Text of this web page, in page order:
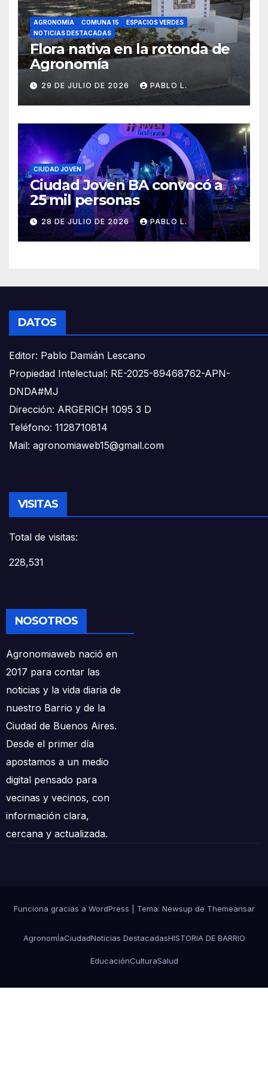
AGRONOMÍA COMUNA 15
ESPACIOS VERDES
NOTICIAS DESTACADAS
Flora nativa en la rotonda de
Agronomía
29 DE JULIO DE 2026 PABLO L.
CIUDAD JOVEN
Ciudad Joven BA convocó a
25 mil personas
28 DE JULIO DE 2026 PABLO L.
DATOS
Editor: Pablo Damián Lescano
Propiedad Intelectual: RE-2025-89468762-APN-
DNDA#MJ
Dirección: ARGERICH 1095 3 D
Teléfono: 1128710814
Mail: agronomiaweb15@gmail.com
VISITAS
Total de visitas:
228,531
NOSOTROS
Agronomiaweb nació en
2017 para contar las
noticias y la vida diaria de
nuestro Barrio y de la
Ciudad de Buenos Aires.
Desde el primer día
apostamos a un medio
digital pensado para
vecinas y vecinos, con
información clara,
cercana y actualizada.
Funciona gracias a WordPress Tema: Newsup de Themeansar
AgronomÍaCiudadNoticias DestacadasHISTORIA DE BARRIO
EducaciónCulturaSalud